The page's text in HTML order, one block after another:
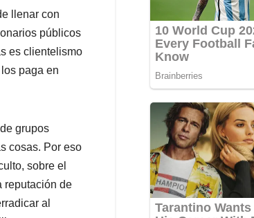
llenar con
públicos
es clientelismo
paga en
grupos
cosas. Por eso
sobre el
reputación de
al